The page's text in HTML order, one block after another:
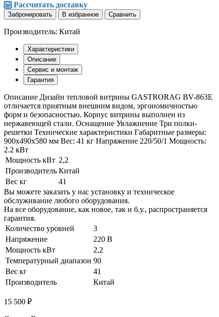
Рассчитать доставку
Забронировать В избранное Сравнить
Производитель: Китай
Характеристики
Описание
Сервис и монтаж
Гарантия
Описание Дизайн тепловой витрины GASTRORAG BV-863E
отличается приятным внешним видом, эргономичностью
форм и безопасностью. Корпус витрины выполнен из
нержавеющей стали. Оснащение Увлажнение Три полки-
решетки Технические характеристики Габаритные размеры:
900х490х580 мм Вес: 41 кг Напряжение 220/50/1 Мощность:
2.2 кВт
Мощность кВт 2,2
Производитель Китай
Вес кг
41
Вы можете заказать у нас установку и техническое
обслуживание любого оборудования.
На все оборудование, как новое, так и б.у., распространяется
гарантия.
Количество уровней
3
Напряжение
220 В
Мощность кВт
2,2
Температурный диапазон 90
Вес кг
41
Производитель
Китай
15 500 ₽